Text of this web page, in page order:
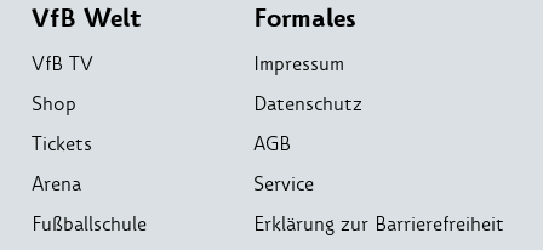
VfB Welt
VfB TV
Shop
Tickets
Arena
Fußballschule
Formales
Impressum
Datenschutz
AGB
Service
Erklärung zur Barrierefreiheit